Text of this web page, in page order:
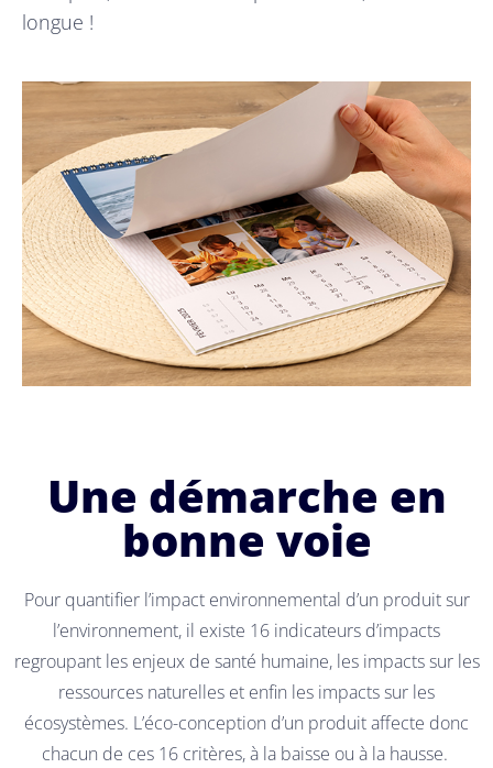
longue !
Une démarche en
bonne voie
Pour quantifier l’impact environnemental d’un produit sur
l’environnement, il existe 16 indicateurs d’impacts
regroupant les enjeux de santé humaine, les impacts sur les
ressources naturelles et enfin les impacts sur les
écosystèmes. L’éco-conception d’un produit affecte donc
chacun de ces 16 critères, à la baisse ou à la hausse.